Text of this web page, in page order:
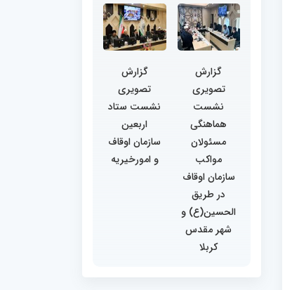
گزارش
تصویری
نشست
هماهنگی
مسئولان
مواکب
سازمان اوقاف
در طریق
الحسین(ع) و
شهر مقدس
کربلا
گزارش
تصویری
نشست ستاد
اربعین
سازمان اوقاف
و امورخیریه